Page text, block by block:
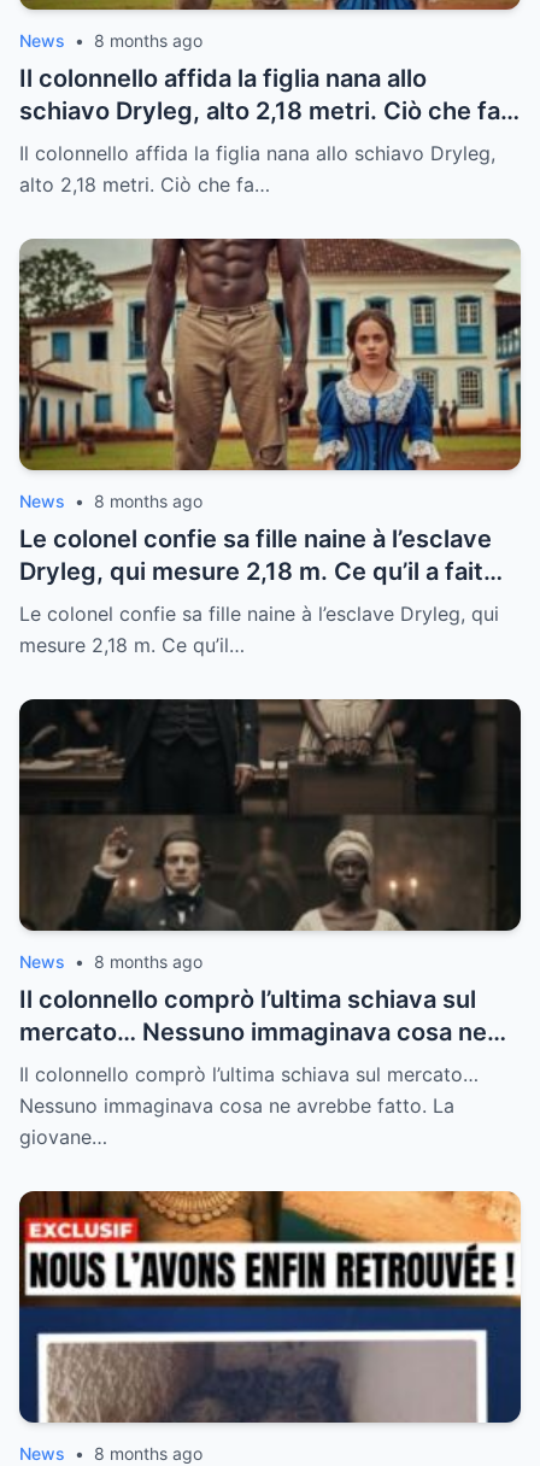
News • 8 months ago
Il colonnello affida la figlia nana allo
schiavo Dryleg, alto 2,18 metri. Ciò che fa
dopo vi sorprenderà.
Il colonnello affida la figlia nana allo schiavo Dryleg,
alto 2,18 metri. Ciò che fa…
News • 8 months ago
Le colonel confie sa fille naine à l’esclave
Dryleg, qui mesure 2,18 m. Ce qu’il a fait
ensuite vous surprendra.
Le colonel confie sa fille naine à l’esclave Dryleg, qui
mesure 2,18 m. Ce qu’il…
News • 8 months ago
Il colonnello comprò l’ultima schiava sul
mercato… Nessuno immaginava cosa ne
avrebbe fatto.
Il colonnello comprò l’ultima schiava sul mercato…
Nessuno immaginava cosa ne avrebbe fatto. La
giovane…
News • 8 months ago